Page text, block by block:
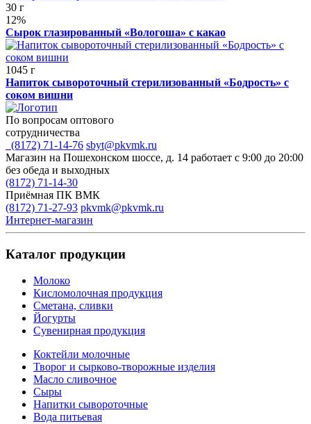
30 г
12%
Сырок глазированный «Вологоша» с какао
1045 г
Напиток сывороточный стерилизованный «Бодрость» с
соком вишни
По вопросам оптового
сотрудничества
(8172) 71-14-76 sbyt@pkvmk.ru
Магазин на Пошехонском шоссе, д. 14 работает с 9:00 до 20:00
без обеда и выходных
(8172) 71-14-30
Приёмная ПК ВМК
(8172) 71-27-93 pkvmk@pkvmk.ru
Интернет-магазин
Каталог продукции
Молоко
Кисломолочная продукция
Сметана, сливки
Йогурты
Сувенирная продукция
Коктейли молочные
Творог и сырково-творожные изделия
Масло сливочное
Сыры
Напитки сывороточные
Вода питьевая